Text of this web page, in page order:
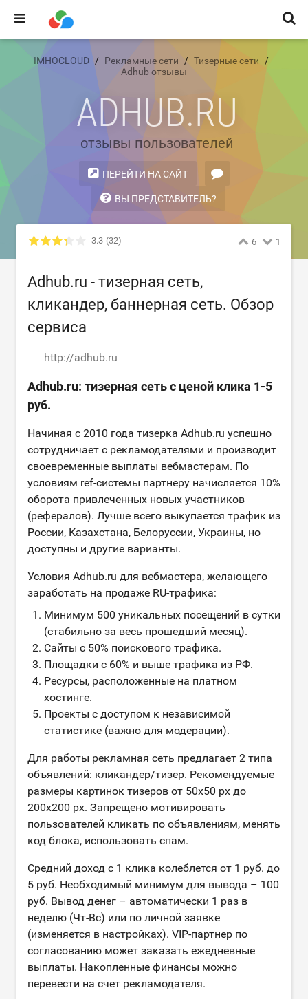
IMHOCLOUD Рекламные сети
Тизерные сети
Adhub отзывы
ADHUB.RU
отзывы пользователей
ПЕРЕЙТИ НА САЙТ
ВЫ ПРЕДСТАВИТЕЛЬ?
3.3 (32) 6 1
Adhub.ru - тизерная сеть,
кликандер, баннерная сеть. Обзор
сервиса
http://adhub.ru
Adhub.ru: тизерная сеть с ценой клика 1-5
руб.
Начиная с 2010 года тизерка Adhub.ru успешно
сотрудничает с рекламодателями и производит
своевременные выплаты вебмастерам. По
условиям ref-системы партнеру начисляется 10%
оборота привлеченных новых участников
(рефералов). Лучше всего выкупается трафик из
России, Казахстана, Белоруссии, Украины, но
доступны и другие варианты.
Условия Adhub.ru для вебмастера, желающего
заработать на продаже RU-трафика:
Минимум 500 уникальных посещений в сутки
(стабильно за весь прошедший месяц).
Сайты с 50% поискового трафика.
Площадки с 60% и выше трафика из РФ.
Ресурсы, расположенные на платном
хостинге.
Проекты с доступом к независимой
статистике (важно для модерации).
Для работы рекламная сеть предлагает 2 типа
объявлений: кликандер/тизер. Рекомендуемые
размеры картинок тизеров от 50х50 px до
200х200 px. Запрещено мотивировать
пользователей кликать по объявлениям, менять
код блока, использовать спам.
Средний доход с 1 клика колеблется от 1 руб. до
5 руб. Необходимый минимум для вывода – 100
руб. Вывод денег – автоматически 1 раз в
неделю (Чт-Вс) или по личной заявке
(изменяется в настройках). VIP-партнер по
согласованию может заказать ежедневные
выплаты. Накопленные финансы можно
перевести на счет рекламодателя.